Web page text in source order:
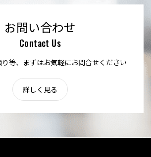
お問い合わせ
Contact Us
等、まずはお気軽にお問合せください
詳しく見る